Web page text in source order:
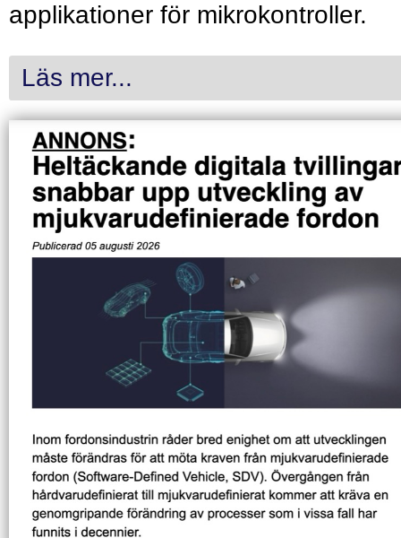
applikationer för mikrokontroller.
Läs mer...